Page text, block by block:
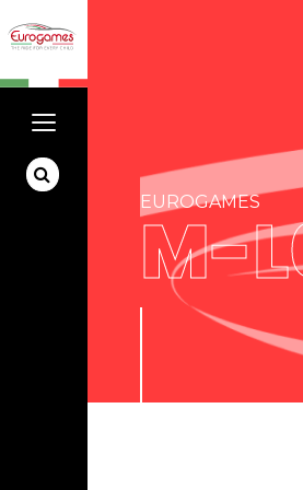
EUROGAMES
M-